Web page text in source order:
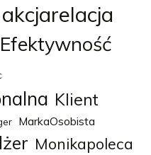
akcjarelacja
Efektywność
Klient
MarkaOsobista
Monikapoleca